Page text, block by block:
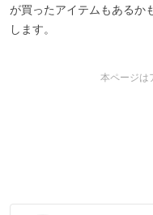
が買ったアイテムもある
します。
本ページは